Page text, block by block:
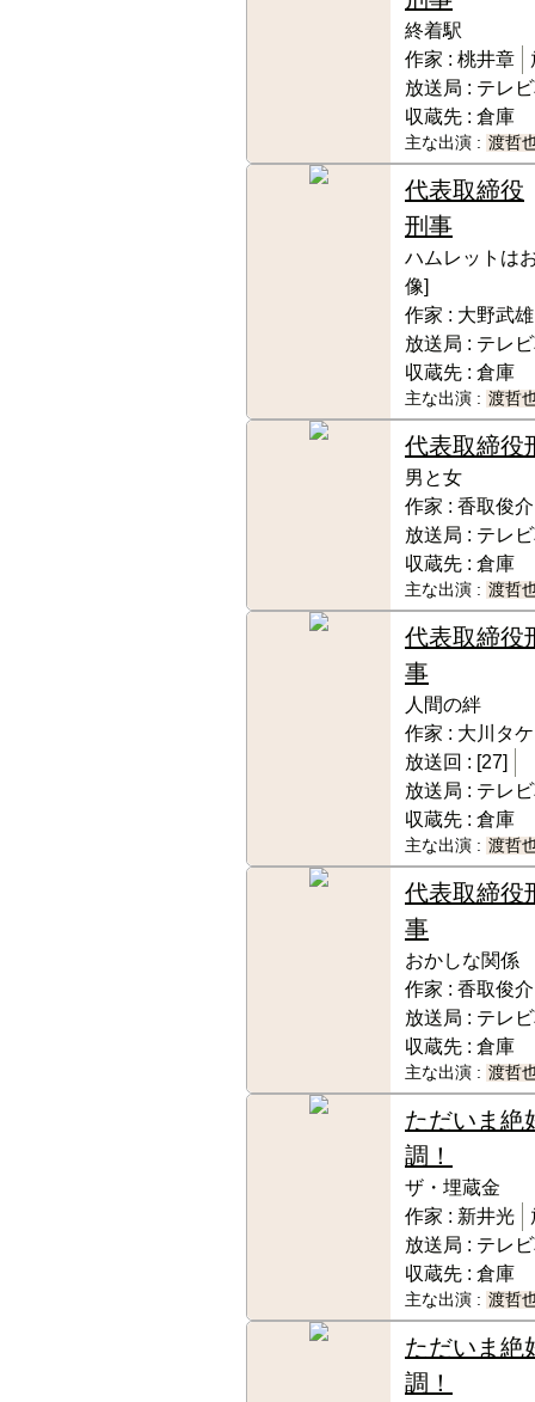
終着駅
作家 : 桃井章
放送局 : テレ
収蔵先 : 倉庫
主な出演 : 渡哲
代表取締役
刑事
ハムレットは
像]
作家 : 大野武雄
放送局 : テレ
収蔵先 : 倉庫
主な出演 : 渡哲
代表取締役
男と女
作家 : 香取俊介
放送局 : テレ
収蔵先 : 倉庫
主な出演 : 渡哲
代表取締役
事
人間の絆
作家 : 大川タ
放送回 : [27]
放送局 : テレ
収蔵先 : 倉庫
主な出演 : 渡哲
代表取締役
事
おかしな関係
作家 : 香取俊介
放送局 : テレ
収蔵先 : 倉庫
主な出演 : 渡哲
ただいま絶
調！
ザ・埋蔵金
作家 : 新井光
放送局 : テレ
収蔵先 : 倉庫
主な出演 : 渡哲
ただいま絶
調！